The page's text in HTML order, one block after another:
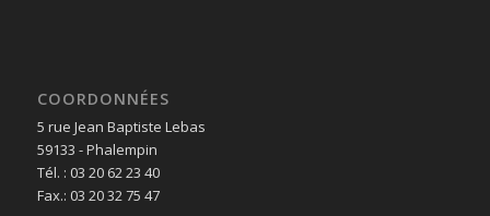
COORDONNÉES
5 rue Jean Baptiste Lebas
59133 - Phalempin
Tél. : 03 20 62 23 40
Fax.: 03 20 32 75 47